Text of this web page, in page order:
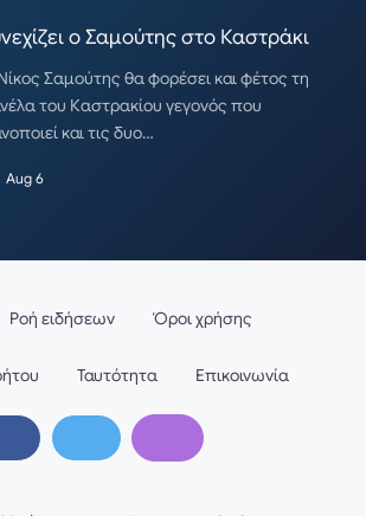
ο Σαμούτης στο Καστράκι
Σαμούτης θα φορέσει και φέτος τη
του Καστρακίου γεγονός που
και τις δυο…
Aug 6
Ροή ειδήσεων Όροι χρήσης
Ταυτότητα Επικοινωνία